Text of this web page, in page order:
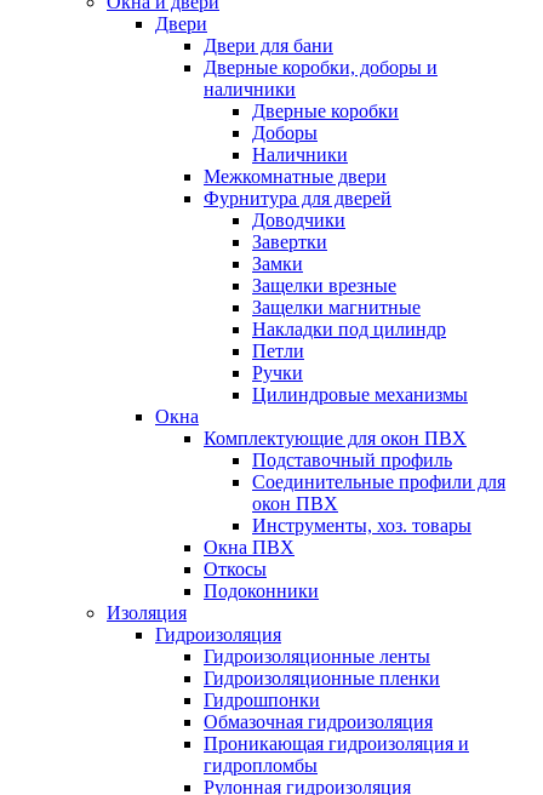
Двери
Двери для бани
Дверные коробки, доборы и
наличники
Дверные коробки
Доборы
Наличники
Межкомнатные двери
Фурнитура для дверей
Доводчики
Завертки
Замки
Защелки врезные
Защелки магнитные
Накладки под цилиндр
Петли
Ручки
Цилиндровые механизмы
Окна
Комплектующие для окон ПВХ
Подставочный профиль
Соединительные профили для
окон ПВХ
Инструменты, хоз. товары
Окна ПВХ
Откосы
Подоконники
Изоляция
Гидроизоляция
Гидроизоляционные ленты
Гидроизоляционные пленки
Гидрошпонки
Обмазочная гидроизоляция
Проникающая гидроизоляция и
гидропломбы
Рулонная гидроизоляция